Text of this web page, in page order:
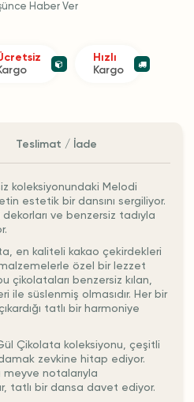
Haber Ver
Hızlı
Kargo
Teslimat / İade
koleksiyonundaki Melodi
estetik bir dansını sergiliyor.
ve benzersiz tadıyla
en kaliteli kakao çekirdekleri
özel bir lezzet
çikolataları benzersiz kılan,
ile süslenmiş olmasıdır. Her bir
tatlı bir harmoniye
Çikolata koleksiyonu, çeşitli
zevkine hitap ediyor.
meyve notalarıyla
tatlı bir dansa davet ediyor.